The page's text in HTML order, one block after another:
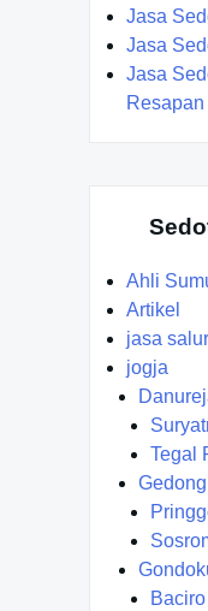
Jasa
Jasa
Jasa
Resapan
Ahli
Artikel
jasa
jogja
Tegal
Baciro